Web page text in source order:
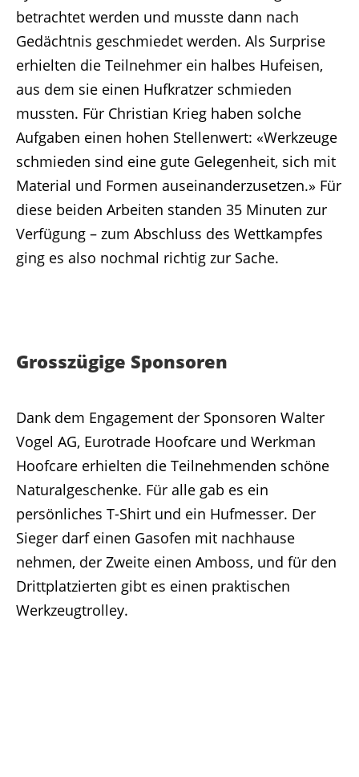
betrachtet werden und musste dann nach
Gedächtnis geschmiedet werden. Als Surprise
erhielten die Teilnehmer ein halbes Hufeisen,
aus dem sie einen Hufkratzer schmieden
mussten. Für Christian Krieg haben solche
Aufgaben einen hohen Stellenwert: «Werkzeuge
schmieden sind eine gute Gelegenheit, sich mit
Material und Formen auseinanderzusetzen.» Für
diese beiden Arbeiten standen 35 Minuten zur
Verfügung – zum Abschluss des Wettkampfes
ging es also nochmal richtig zur Sache.
Grosszügige Sponsoren
Dank dem Engagement der Sponsoren Walter
Vogel AG, Eurotrade Hoofcare und Werkman
Hoofcare erhielten die Teilnehmenden schöne
Naturalgeschenke. Für alle gab es ein
persönliches T-Shirt und ein Hufmesser. Der
Sieger darf einen Gasofen mit nachhause
nehmen, der Zweite einen Amboss, und für den
Drittplatzierten gibt es einen praktischen
Werkzeugtrolley.